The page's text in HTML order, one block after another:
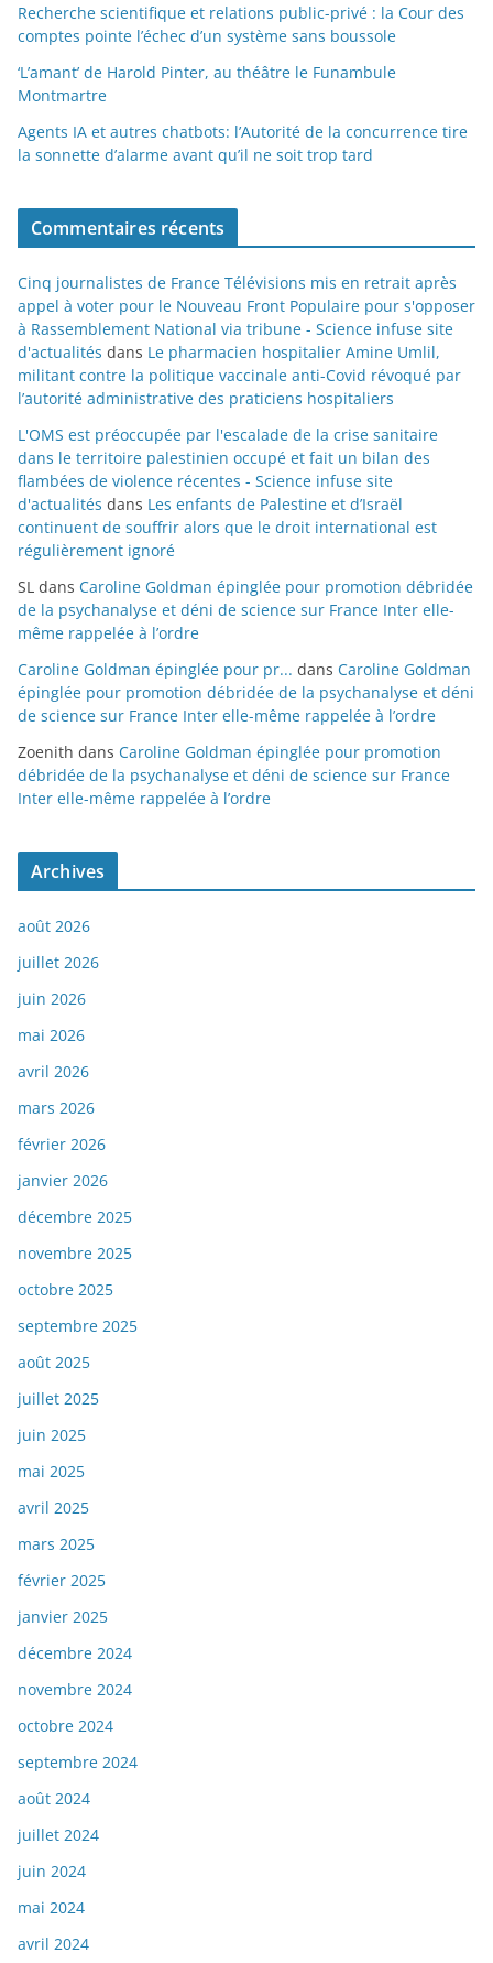
Recherche scientifique et relations public-privé : la Cour des
comptes pointe l’échec d’un système sans boussole
‘L’amant’ de Harold Pinter, au théâtre le Funambule
Montmartre
Agents IA et autres chatbots: l’Autorité de la concurrence tire
la sonnette d’alarme avant qu’il ne soit trop tard
Commentaires récents
Cinq journalistes de France Télévisions mis en retrait après
appel à voter pour le Nouveau Front Populaire pour s'opposer
à Rassemblement National via tribune - Science infuse site
d'actualités dans Le pharmacien hospitalier Amine Umlil,
militant contre la politique vaccinale anti-Covid révoqué par
l’autorité administrative des praticiens hospitaliers
L'OMS est préoccupée par l'escalade de la crise sanitaire
dans le territoire palestinien occupé et fait un bilan des
flambées de violence récentes - Science infuse site
d'actualités dans Les enfants de Palestine et d’Israël
continuent de souffrir alors que le droit international est
régulièrement ignoré
SL dans Caroline Goldman épinglée pour promotion débridée
de la psychanalyse et déni de science sur France Inter elle-
même rappelée à l’ordre
Caroline Goldman épinglée pour pr... dans Caroline Goldman
épinglée pour promotion débridée de la psychanalyse et déni
de science sur France Inter elle-même rappelée à l’ordre
Zoenith dans Caroline Goldman épinglée pour promotion
débridée de la psychanalyse et déni de science sur France
Inter elle-même rappelée à l’ordre
Archives
août 2026
juillet 2026
juin 2026
mai 2026
avril 2026
mars 2026
février 2026
janvier 2026
décembre 2025
novembre 2025
octobre 2025
septembre 2025
août 2025
juillet 2025
juin 2025
mai 2025
avril 2025
mars 2025
février 2025
janvier 2025
décembre 2024
novembre 2024
octobre 2024
septembre 2024
août 2024
juillet 2024
juin 2024
mai 2024
avril 2024